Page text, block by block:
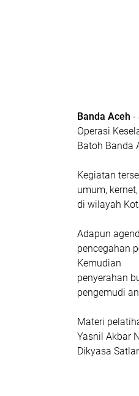
Banda Aceh -
Operasi
Batoh Banda
Kegiatan
umum,
di wilayah
Adapun
pencegahan
Kemudian
penyerahan
pengemudi
Materi
Yasnil Akbar
Dikyasa